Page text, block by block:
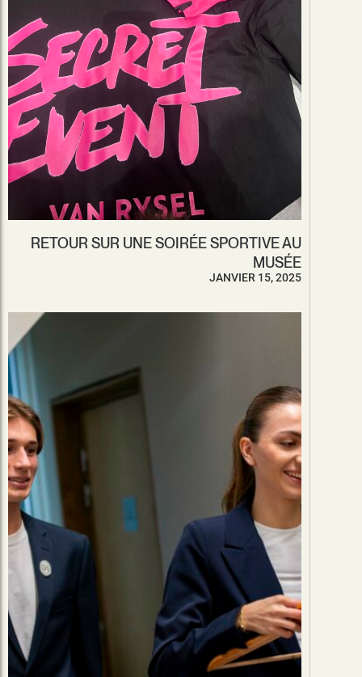
RETOUR SUR UNE SOIRÉE SPORTIVE AU
MUSÉE
JANVIER 15, 2025